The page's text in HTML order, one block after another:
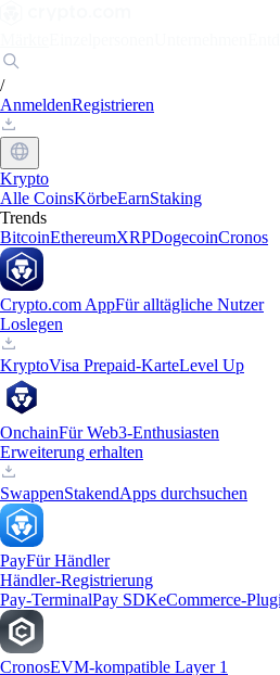
/
AnmeldenRegistrieren
Krypto
Alle CoinsKörbeEarnStaking
Trends
BitcoinEthereumXRPDogecoinCronos
Crypto.com AppFür alltägliche Nutzer
Loslegen
KryptoVisa Prepaid-KarteLevel Up
OnchainFür Web3-Enthusiasten
Erweiterung erhalten
SwappenStakendApps durchsuchen
PayFür Händler
Händler-Registrierung
Pay-TerminalPay SDKeCommerce-
CronosEVM-kompatible Layer 1